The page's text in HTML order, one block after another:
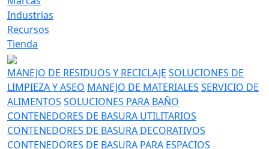
Industrias
Recursos
Tienda
MANEJO DE RESIDUOS Y RECICLAJE SOLUCIONES DE
LIMPIEZA Y ASEO MANEJO DE MATERIALES SERVICIO DE
ALIMENTOS SOLUCIONES PARA BAÑO
CONTENEDORES DE BASURA UTILITARIOS
CONTENEDORES DE BASURA DECORATIVOS
CONTENEDORES DE BASURA PARA ESPACIOS